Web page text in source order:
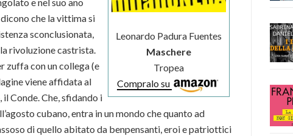
Leonardo Padura Fuentes
Maschere
Tropea
Compralo su
che la vittima si
sconclusionata,
rivoluzione castrista.
zuffa con un collega (e
viene affidata al
Conde. Che, sfidando i
cubano, entra in un mondo che quanto ad
di quello abitato da benpensanti, eroi e patriottici